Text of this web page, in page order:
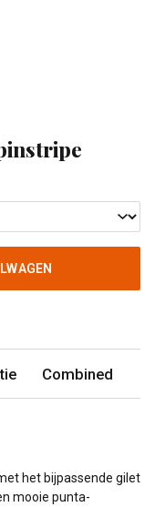
Combined
het bijpassende gilet
mooie punta-